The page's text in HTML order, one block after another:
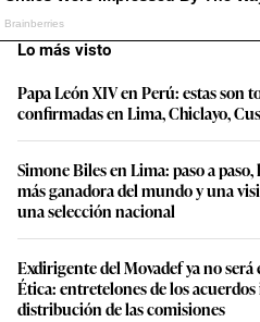
Lo más visto
Papa León XIV en Perú: estas son
confirmadas en Lima, Chiclayo,
Simone Biles en Lima: paso a
más ganadora del mundo y una
una selección nacional
Exdirigente del Movadef ya no será
Ética: entretelones de los
distribución de las comisiones